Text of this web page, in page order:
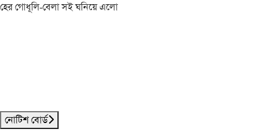
হের গোধূলি-বেলা সই ঘনিয়ে এলো
নোটিশ বোর্ড